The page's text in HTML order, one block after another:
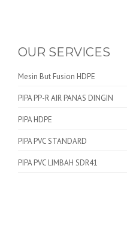
OUR SERVICES
Mesin But Fusion HDPE
PIPA PP-R AIR PANAS DINGIN
PIPA HDPE
PIPA PVC STANDARD
PIPA PVC LIMBAH SDR41